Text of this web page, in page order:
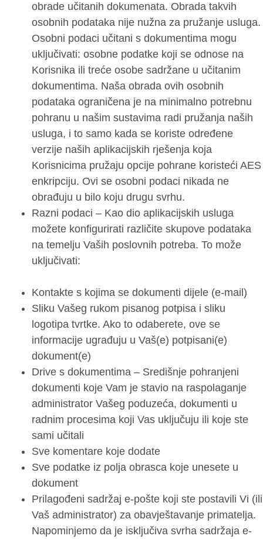
obrade učitanih dokumenata. Obrada takvih
osobnih podataka nije nužna za pružanje usluga.
Osobni podaci učitani s dokumentima mogu
uključivati: osobne podatke koji se odnose na
Korisnika ili treće osobe sadržane u učitanim
dokumentima. Naša obrada ovih osobnih
podataka ograničena je na minimalno potrebnu
pohranu u našim sustavima radi pružanja naših
usluga, i to samo kada se koriste određene
verzije naših aplikacijskih rješenja koja
Korisnicima pružaju opcije pohrane koristeći AES
enkripciju. Ovi se osobni podaci nikada ne
obrađuju u bilo koju drugu svrhu.
Razni podaci – Kao dio aplikacijskih usluga
možete konfigurirati različite skupove podataka
na temelju Vaših poslovnih potreba. To može
uključivati:
Kontakte s kojima se dokumenti dijele (e-mail)
Sliku Vašeg rukom pisanog potpisa i sliku
logotipa tvrtke. Ako to odaberete, ove se
informacije ugrađuju u Vaš(e) potpisani(e)
dokument(e)
Drive s dokumentima – Središnje pohranjeni
dokumenti koje Vam je stavio na raspolaganje
administrator Vašeg poduzeća, dokumenti u
radnim procesima koji Vas uključuju ili koje ste
sami učitali
Sve komentare koje dodate
Sve podatke iz polja obrasca koje unesete u
dokument
Prilagođeni sadržaj e-pošte koji ste postavili Vi (ili
Vaš administrator) za obavještavanje primatelja.
Napominjemo da je isključiva svrha sadržaja e-